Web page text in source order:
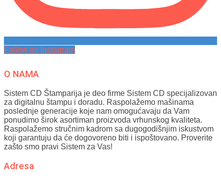
Follow on Instagram
O NAMA
Sistem CD Štamparija je deo firme Sistem CD specijalizovan
za digitalnu štampu i doradu. Raspolažemo mašinama
poslednje generacije koje nam omogućavaju da Vam
ponudimo širok asortiman proizvoda vrhunskog kvaliteta.
Raspolažemo stručnim kadrom sa dugogodišnjim iskustvom
koji garantuju da će dogovoreno biti i ispoštovano. Proverite
zašto smo pravi Sistem za Vas!
Adresa